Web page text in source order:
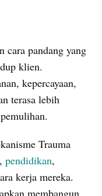
cara pandang yang
klien.
kepercayaan,
terasa lebih
Trauma
pendidikan,
kerja mereka.
membangun